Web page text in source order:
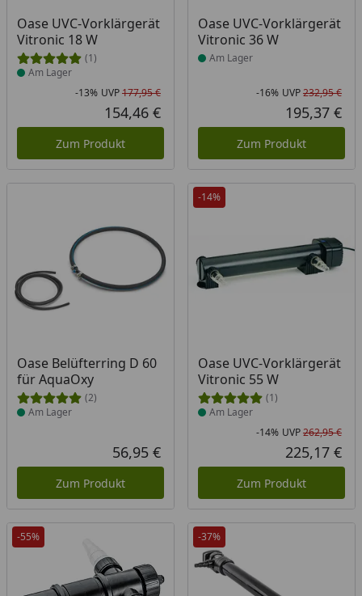
Oase UVC-Vorklärgerät
Vitronic 18 W
(1)
Produkt am Lager
Am Lager
Rabatt in Prozent
-13%
Ursprünglicher Preis
UVP177,95 €
Aktueller Preis
154,46 €
Zum Produkt
Oase UVC-Vorklärgerät
Vitronic 36 W
Produkt am Lager
Am Lager
-16% UVP232,95 €
195,37 €
Zum Produkt
Oase Belüfterring D 60
für AquaOxy
(2)
Produkt am Lager
Am Lager
Aktueller Preis
56,95 €
Zum Produkt
-14%
Oase UVC-Vorklärgerät
Vitronic 55 W
(1)
Produkt am Lager
Am Lager
-14% UVP262,95 €
225,17 €
Zum Produkt
-55% -37%